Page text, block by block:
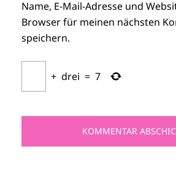
Name, E-Mail-Adresse und
Browser für meinen nächsten
speichern.
+ drei = 7